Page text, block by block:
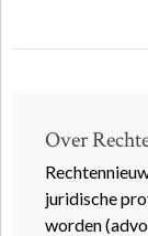
Over
juridische
worden